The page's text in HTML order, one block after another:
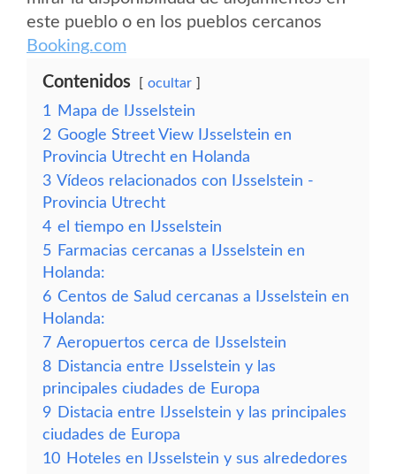
este pueblo o en los pueblos cercanos
Booking.com
Contenidos ocultar
1
Mapa de IJsselstein
2 Google Street View IJsselstein en
Provincia Utrecht en Holanda
3 Vídeos relacionados con IJsselstein -
Provincia Utrecht
4 el tiempo en IJsselstein
5 Farmacias cercanas a IJsselstein en
Holanda:
6 Centos de Salud cercanas a IJsselstein en
Holanda:
7 Aeropuertos cerca de IJsselstein
8 Distancia entre IJsselstein y las
principales ciudades de Europa
9 Distacia entre IJsselstein y las principales
ciudades de Europa
10 Hoteles en IJsselstein y sus alrededores